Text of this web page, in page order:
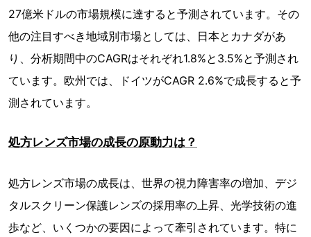
27億米ドルの市場規模に達すると予測されています。その
他の注目すべき地域別市場としては、日本とカナダがあ
り、分析期間中のCAGRはそれぞれ1.8%と3.5%と予測され
ています。欧州では、ドイツがCAGR 2.6%で成長すると予
測されています。
処方レンズ市場の成長の原動力は？
処方レンズ市場の成長は、世界の視力障害率の増加、デジ
タルスクリーン保護レンズの採用率の上昇、光学技術の進
歩など、いくつかの要因によって牽引されています。特に